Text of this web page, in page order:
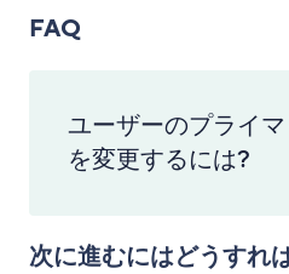
FAQ
ユーザーのプライ
を変更するには?
次に進むにはどうすれ